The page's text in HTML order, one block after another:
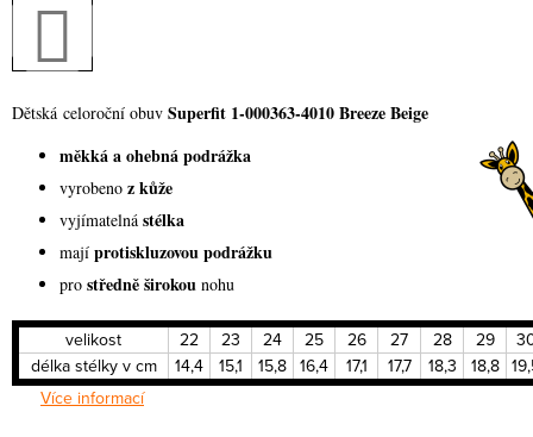
Dětská celoroční obuv Superfit 1-000363-4010 Breeze Beige
měkká a ohebná podrážka
vyrobeno z kůže
vyjímatelná stélka
mají protiskluzovou podrážku
pro středně širokou nohu
velikost 22 23 24 25 26 27 28 29
délka stélky v cm
14,4 15,1 15,8 16,4 17,1 17,7 18,3 18,8
Více informací